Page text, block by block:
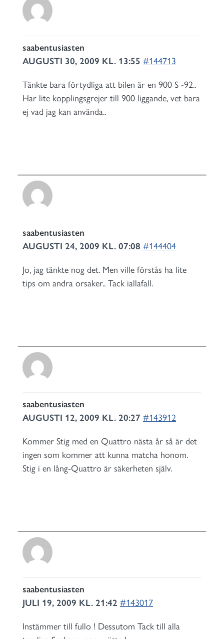
saabentusiasten
AUGUSTI 30, 2009 KL. 13:55 #144713
Tänkte bara förtydliga att bilen är en 900 S -92..
Har lite kopplingsgrejer till 900 liggande, vet bara
ej vad jag kan använda..
saabentusiasten
AUGUSTI 24, 2009 KL. 07:08 #144404
Jo, jag tänkte nog det. Men ville förstås ha lite
tips om andra orsaker.. Tack iallafall.
saabentusiasten
AUGUSTI 12, 2009 KL. 20:27 #143912
Kommer Stig med en Quattro nästa år så är det
ingen som kommer att kunna matcha honom.
Stig i en lång-Quattro är säkerheten själv.
saabentusiasten
JULI 19, 2009 KL. 21:42 #143017
Instämmer till fullo ! Dessutom Tack till alla